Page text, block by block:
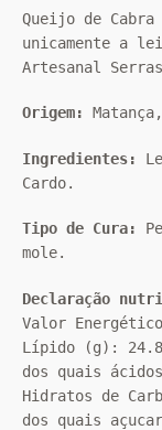
Queijo de
unicamente a
Artesanal Serras
Origem:
Ingredientes:
Cardo.
Tipo de Cura:
mole.
Declaração
Valor
Lípido (g):
dos quais
Hidratos de
dos quais